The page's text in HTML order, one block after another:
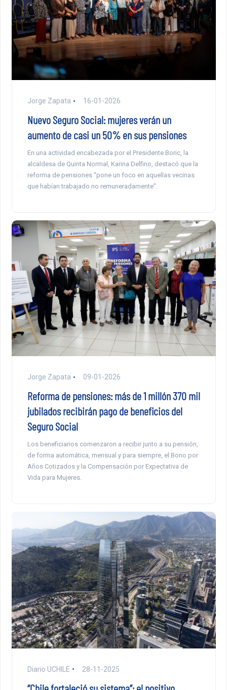
Jorge Zapata 16-01-2026
Nuevo Seguro Social: mujeres verán un
aumento de casi un 50% en sus pensiones
En una actividad encabezada por el Presidente Boric, la
alcaldesa de Quinta Normal, Karina Delfino, destacó que la
reforma de pensiones “pone un foco en aquellas vecinas
que habían trabajado no remuneradamente”.
Jorge Zapata 09-01-2026
Reforma de pensiones: más de 1 millón 370 mil
jubilados recibirán pago de beneficios del
Seguro Social
Los beneficiarios comenzaron a recibir junto a su pensión,
de forma automática, mensual y para siempre, el Bono por
Años Cotizados y la Compensación por Expectativa de
Vida para Mujeres.
Diario UCHILE 28-11-2025